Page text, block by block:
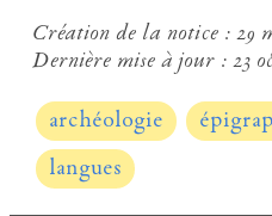
Création de la notice :29
Dernière mise à jour :23
archéologie
langues